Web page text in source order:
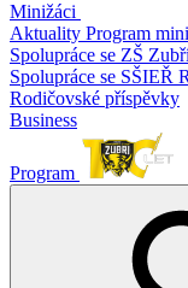
Minižáci
Aktuality Program
Spolupráce se ZŠ
Spolupráce se SŠIEŘ
Rodičovské příspěvky
Business
Program